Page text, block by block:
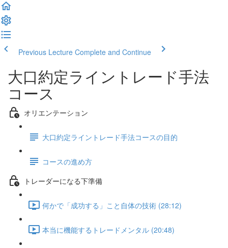
Previous Lecture Complete and Continue
大口約定ライントレード手法
コース
オリエンテーション
大口約定ライントレード手法コースの目的
コースの進め方
トレーダーになる下準備
何かで「成功する」こと自体の技術 (28:12)
本当に機能するトレードメンタル (20:48)